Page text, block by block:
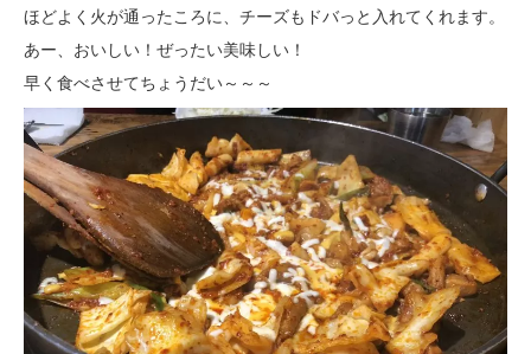
ほどよく火が通ったころに、チーズもドバっと入れてくれます。
あー、おいしい！ぜったい美味しい！
早く食べさせてちょうだい～～～